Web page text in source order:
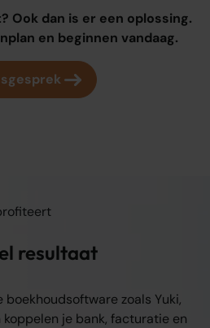
Ook dan is er een oplossing.
en beginnen vandaag.
resultaat
zoals Yuki,
koppelen je bank, facturatie en